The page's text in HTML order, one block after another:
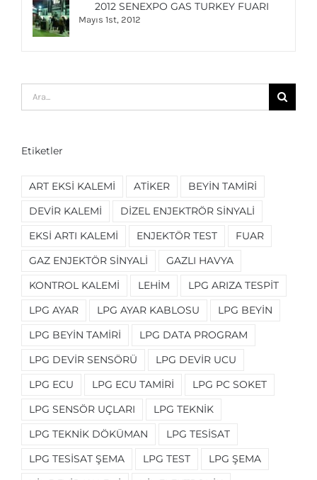
2012 SENEXPO GAS TURKEY FUARI
Mayıs 1st, 2012
Etiketler
ART EKSI KALEMI ATIKER BEYIN TAMIRI
DEVIR KALEMI DIZEL ENJEKTRÖR SINYALI
EKSI ARTI KALEMI ENJEKTÖR TEST FUAR
GAZ ENJEKTÖR SINYALI GAZLI HAVYA
KONTROL KALEMI LEHIM LPG ARIZA TESPIT
LPG AYAR LPG AYAR KABLOSU LPG BEYIN
LPG BEYIN TAMIRI LPG DATA PROGRAM
LPG DEVIR SENSÖRÜ LPG DEVIR UCU
LPG ECU LPG ECU TAMIRI LPG PC SOKET
LPG SENSÖR UÇLARI LPG TEKNIK
LPG TEKNIK DÖKÜMAN LPG TESISAT
LPG TESISAT ŞEMA LPG TEST LPG ŞEMA